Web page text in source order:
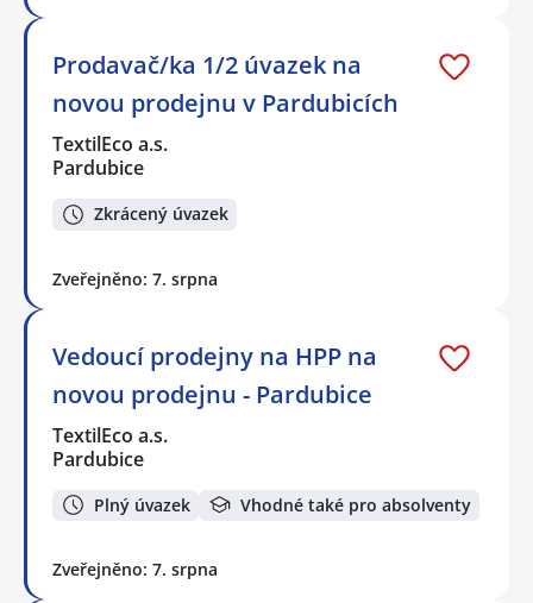
Prodavač/ka 1/2 úvazek na
novou prodejnu v Pardubicích
TextilEco a.s.
Pardubice
Zkrácený úvazek
Zveřejněno: 7. srpna
Vedoucí prodejny na HPP na
novou prodejnu - Pardubice
TextilEco a.s.
Pardubice
Plný úvazek Vhodné také pro absolventy
Zveřejněno: 7. srpna